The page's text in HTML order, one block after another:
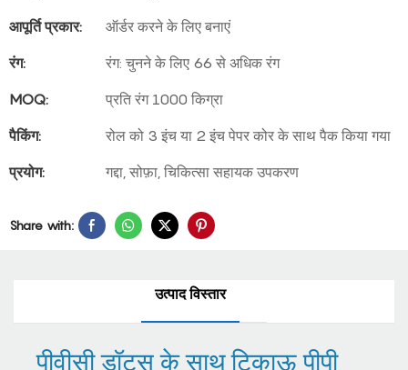
आपूर्ति प्रकार:
ऑर्डर करने के लिए बनाएं
रंग:
रंग: चुनने के लिए 66 से अधिक रंग
MOQ:
प्रति रंग 1000 किग्रा
पैकिंग:
रोल को 3 इंच या 2 इंच पेपर कोर के साथ पैक किया गया
प्रयोग:
गद्दा, सोफ़ा, चिकित्सा सहायक उपकरण
Share with:
उत्पाद विस्तार
पीवीसी डॉट्स के साथ टिकाऊ पीपी